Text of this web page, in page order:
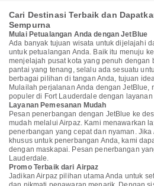
Cari Destinasi Terbaik dan
Sempurna
Mulai Petualangan Anda dengan JetBlue
Ada banyak tujuan wisata untuk dijelajahi
untuk petualangan Anda. Baik itu menuju
menjelajah pusat kota yang penuh dengan
pantai yang tenang, selalu ada sesuatu
berbagai pilihan di tangan Anda, tujuan
Mulailah perjalanan Anda dengan JetBlue,
populer di Fort Lauderdale dengan layanan
Layanan Pemesanan Mudah
Pesan penerbangan dengan JetBlue ke
mudah melalui Airpaz. Kami menawarkan
penerbangan yang cepat dan nyaman.
khusus untuk penerbangan Anda, kami
dengan maskapai. Pesan penerbangan
Lauderdale.
Promo Terbaik dari Airpaz
Jadikan Airpaz pilihan utama Anda untuk